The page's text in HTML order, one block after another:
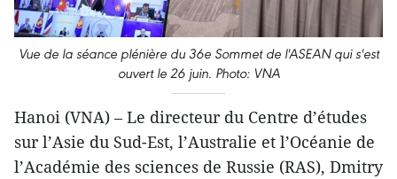
Vue de la séance plénière du 36e Sommet de l'ASEAN qui s'est
ouvert le 26 juin. Photo: VNA
Hanoi (VNA) – Le directeur du Centre d’études
sur l’Asie du Sud-Est, l’Australie et l’Océanie de
l’Académie des sciences de Russie (RAS), Dmitry